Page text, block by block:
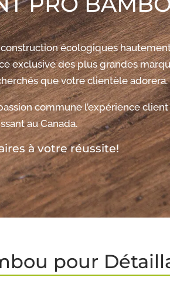
écologiques
exclusive des plus grandes
que votre clientèle adorera.
commune l’expérience
au Canada.
à votre réussite!
pour